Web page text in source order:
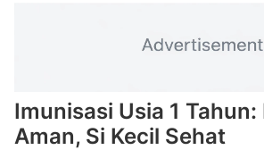
Imunisasi Usia 1
Aman, Si Kecil Sehat